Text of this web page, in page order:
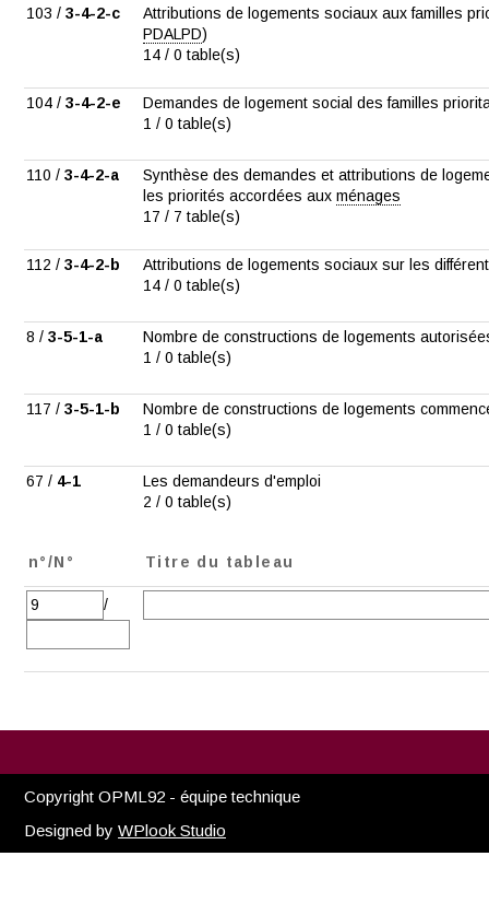
103 /3-4-2-c
Attributions de logements sociaux aux familles
PDALPD)
14 / 0 table(s)
104 /3-4-2-e
Demandes de logement social des familles
1 / 0 table(s)
110 /3-4-2-a
Synthèse des demandes et attributions de
les priorités accordées auxménages
17 / 7 table(s)
112 /3-4-2-b
Attributions de logements sociaux sur les
14 / 0 table(s)
8 /3-5-1-a
Nombre de constructions de logements
1 / 0 table(s)
117 /3-5-1-b
Nombre de constructions de logements
1 / 0 table(s)
67 / 4-1
Les demandeurs d'emploi
2 / 0 table(s)
n°/N° Titre du tableau
/
Copyright OPML92 - équipe technique
Designed byWPlook Studio